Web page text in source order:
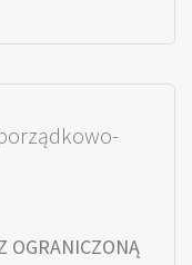
OGRANICZONĄ